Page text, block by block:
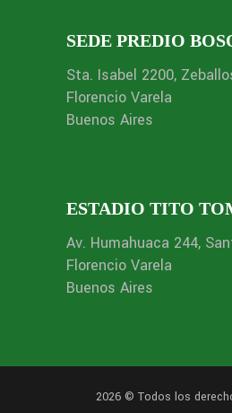
SEDE PREDIO
Sta. Isabel 2200,
Florencio Varela
Buenos Aires
ESTADIO TITO
Av. Humahuaca 244,
Florencio Varela
Buenos Aires
2026 © Todos los